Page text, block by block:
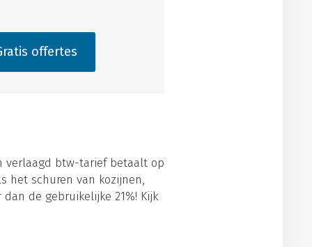
offertes
verlaagd btw-tarief betaalt op
het schuren van kozijnen,
de gebruikelijke 21%! Kijk